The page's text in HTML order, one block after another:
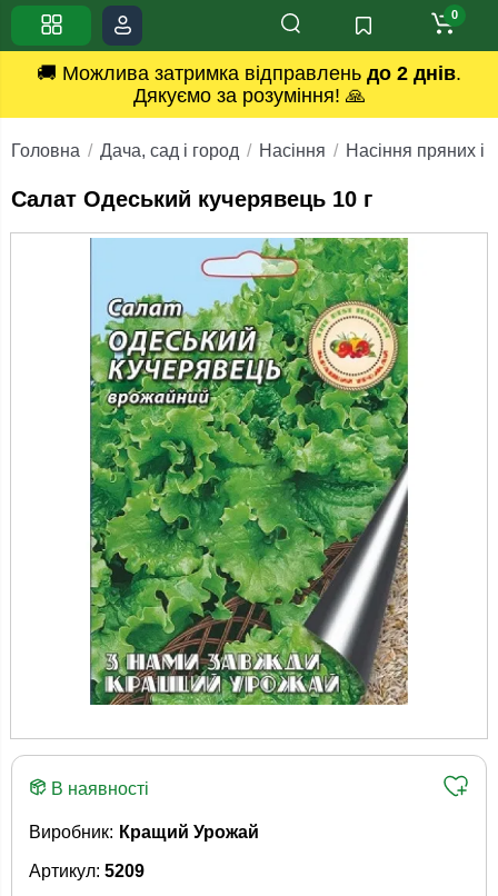
🚚 Можлива затримка відправлень до 2 днів.
Дякуємо за розуміння! 🙏
0
Головна Дача, сад і город Насіння Насіння пряних і
Салат Одеський кучерявець 10 г
В наявності
Артикул: 5209
Виробник: Кращий Урожай